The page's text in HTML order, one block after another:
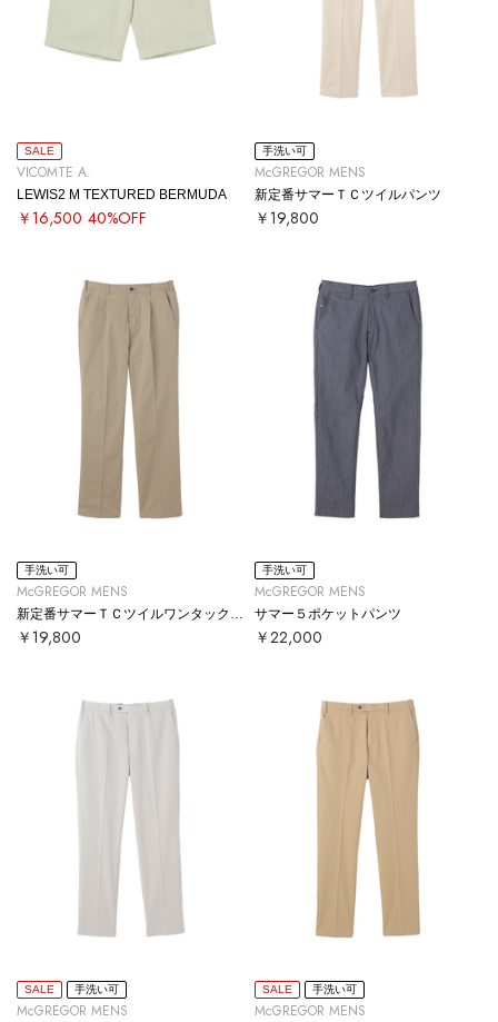
SALE
VICOMTE A.
LEWIS2 M TEXTURED BERMUDA
￥16,500 40%OFF
手洗い可
McGREGOR MENS
新定番サマーＴＣツイルパンツ
￥19,800
手洗い可
McGREGOR MENS
￥19,800
手洗い可
McGREGOR MENS
サマー５ポケットパンツ
￥22,000
SALE 手洗い可
McGREGOR MENS
SALE 手洗い可
McGREGOR MENS